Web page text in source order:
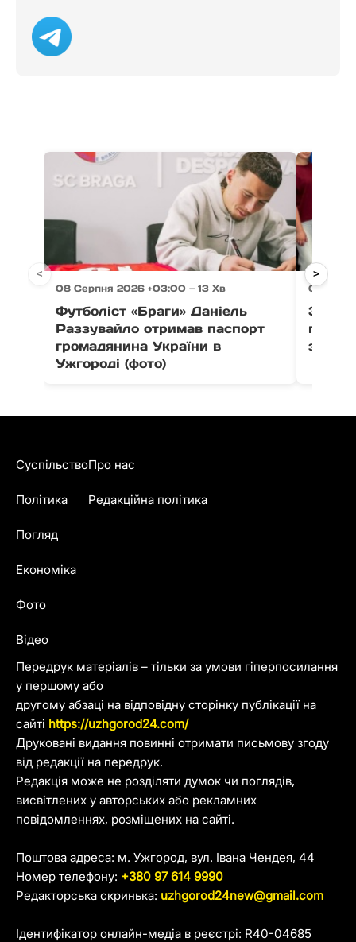
08 Серпня 2026 +03:00 — 13 Хв
Футболіст «Браги» Даніель
Раззувайло отримав паспорт
громадянина України в
Ужгороді (фото)
08
Зі
< >
Передрук матеріалів – тільки за умови гіперпосилання
у першому або
другому абзаці на відповідну сторінку публікації на
сайті https://uzhgorod24.com/
Друковані видання повинні отримати письмову згоду
від редакції на передрук.
Редакція може не розділяти думок чи поглядів,
висвітлених у авторських або рекламних
повідомленнях, розміщених на сайті.
Поштова адреса: м. Ужгород, вул. Івана Чендея, 44
Номер телефону: +380 97 614 9990
Редакторська скринька: uzhgorod24new@gmail.com
Ідентифікатор онлайн-медіа в реєстрі: R40-04685
Суспільство
Політика
Погляд
Економіка
Фото
Відео
Про нас
Редакційна політика